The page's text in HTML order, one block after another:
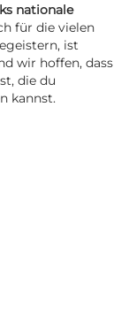
nationale
für die vielen
ist
wir hoffen, dass
die du
kannst.